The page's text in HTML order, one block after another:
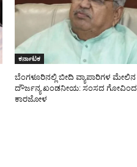
ಕರ್ನಾಟಕ
ಬೆಂಗಳೂರಿನಲ್ಲಿ ಬೀದಿ ವ್ಯಾಪಾರಿಗಳ ಮೇಲಿನ
ದೌರ್ಜನ್ಯ ಖಂಡನೀಯ: ಸಂಸದ ಗೋವಿಂದ
ಕಾರಜೋಳ